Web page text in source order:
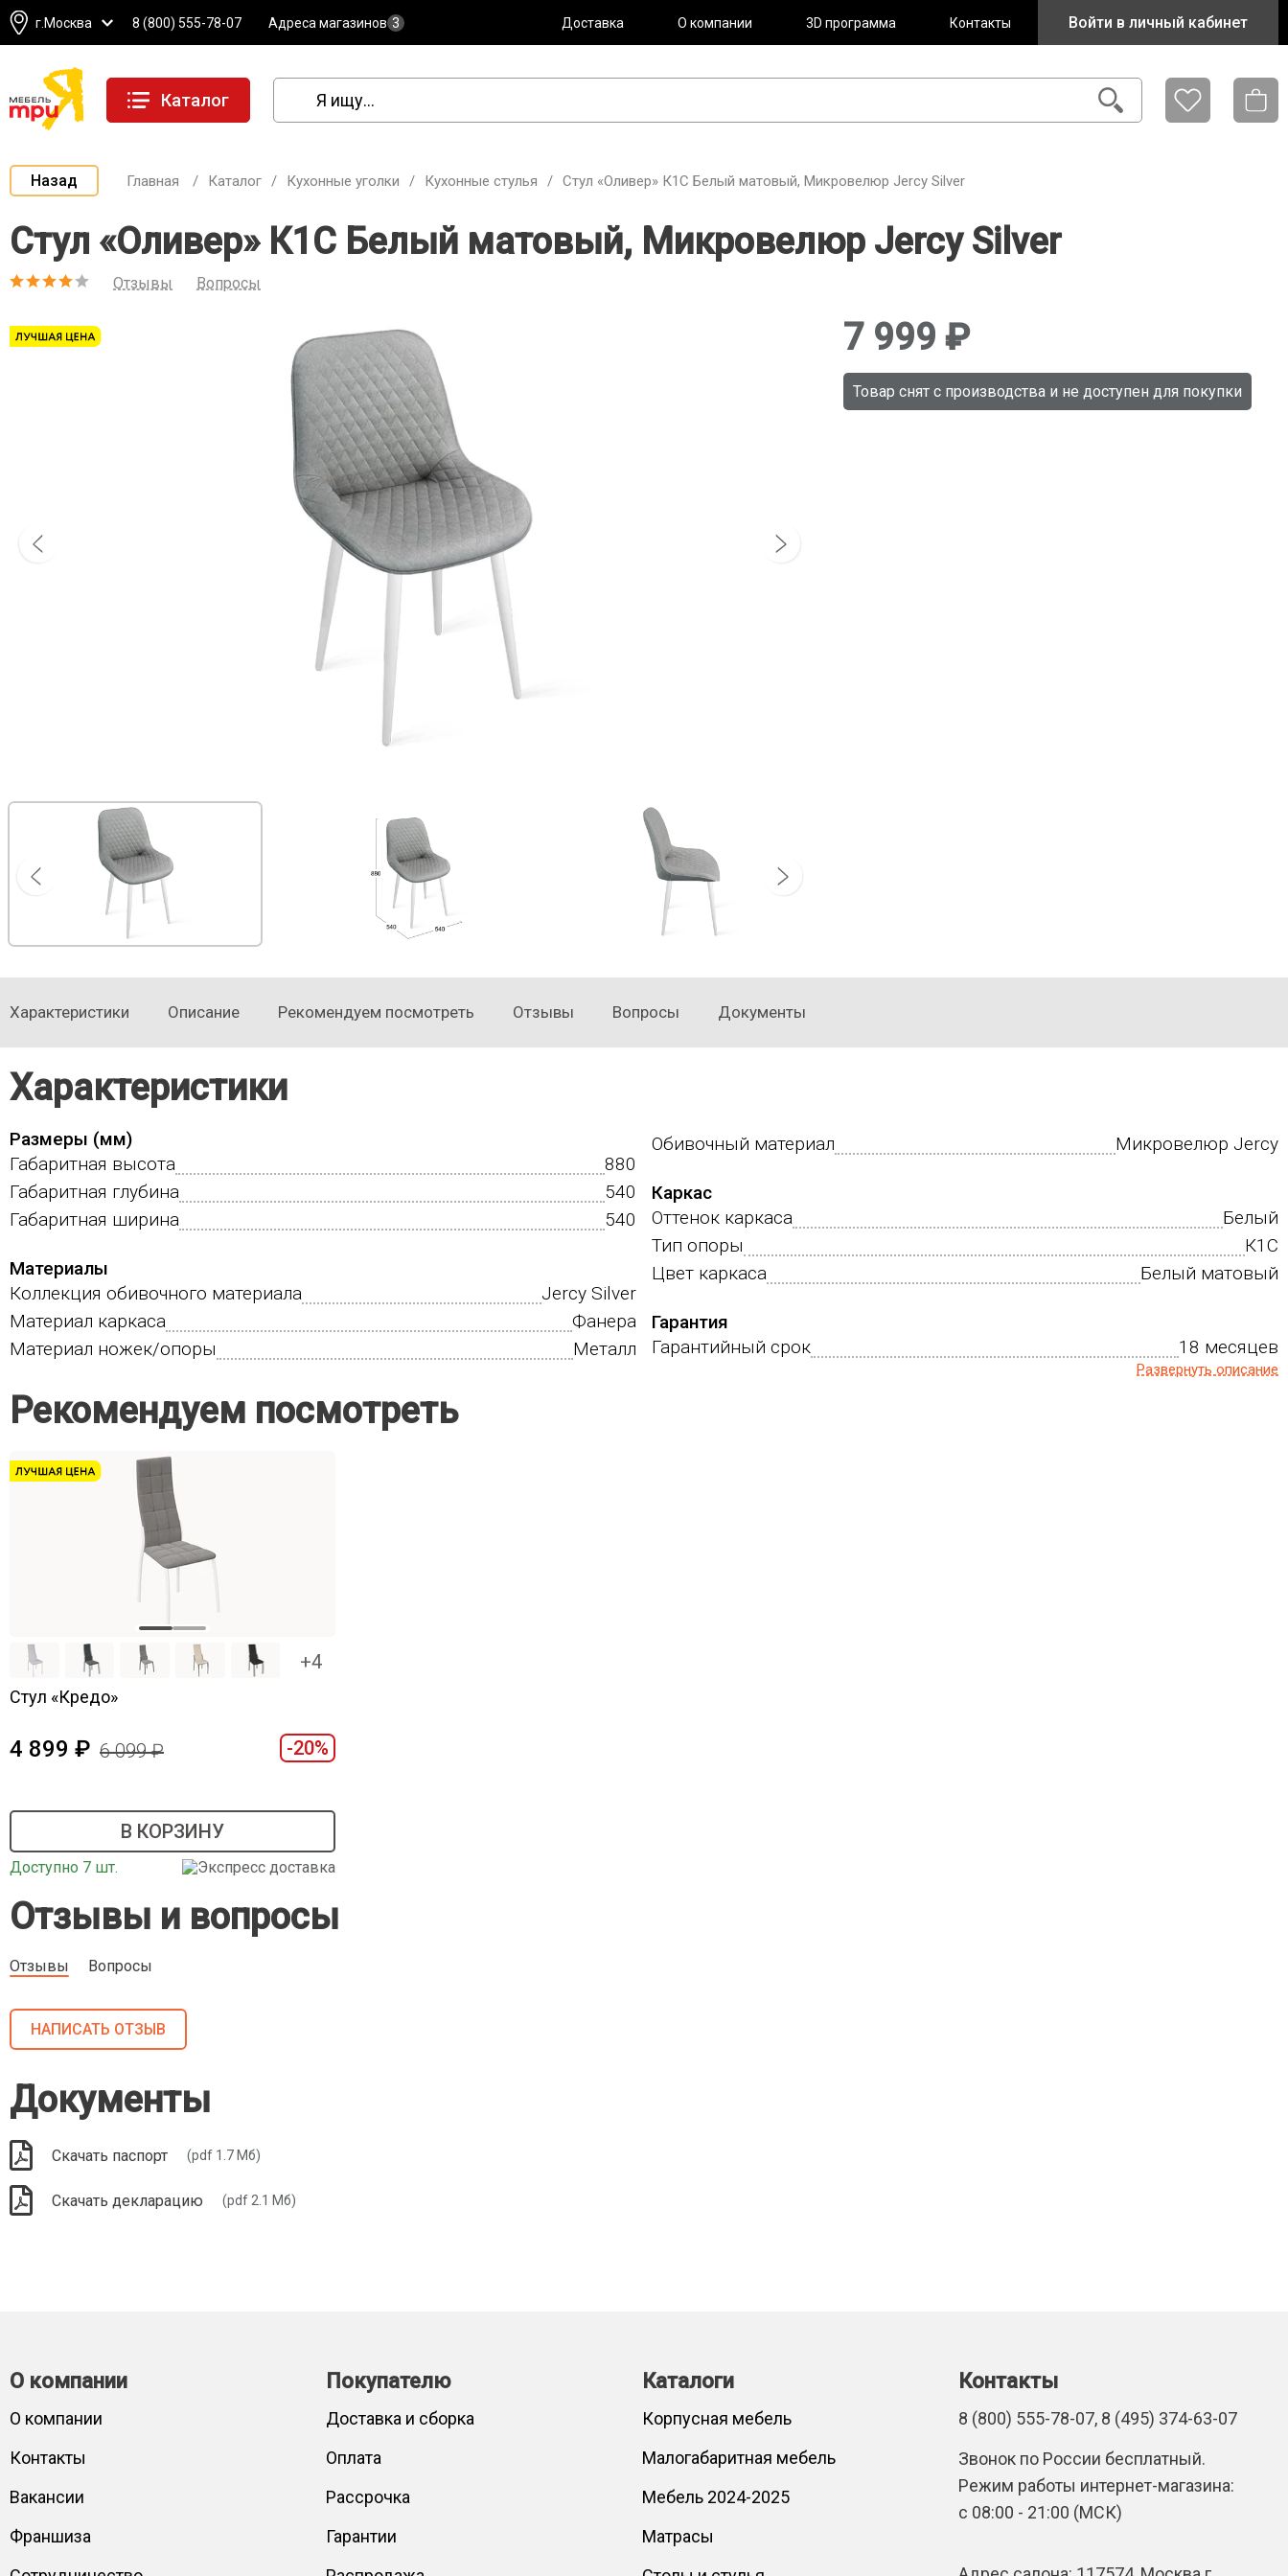
г.Москва 8 (800) 555-78-07 Адреса магазинов 3 Доставка О компании 3D программа Контакты Войти в личный кабинет
Каталог
Назад Главная / Каталог / Кухонные уголки / Кухонные стулья / Стул «Оливер» К1С Белый матовый, Микровелюр Jercy Silver
Стул «Оливер» К1С Белый матовый, Микровелюр Jercy Silver
Отзывы Вопросы
7 999
Товар снят с производства и не доступен для покупки
Характеристики Описание Рекомендуем посмотреть Отзывы Вопросы Документы
Характеристики
Размеры (мм)
Габаритная высота
880
Габаритная глубина
540
Габаритная ширина
540
Материалы
Коллекция обивочного материала
Jercy Silver
Материал каркаса
Фанера
Материал ножек/опоры
Металл
Обивочный материал Микровелюр Jercy
Каркас
Оттенок каркаса
Белый
Тип опоры
К1С
Цвет каркаса
Белый матовый
Гарантия
Гарантийный срок
18 месяцев
Развернуть описание
Рекомендуем посмотреть
+4
Стул «Кредо»
4 899 6 099 -20%
В КОРЗИНУ
Доступно 7 шт. Экспресс доставка
Отзывы и вопросы
Отзывы Вопросы
НАПИСАТЬ ОТЗЫВ
Документы
Скачать паспорт (pdf 1.7 Мб)
Скачать декларацию (pdf 2.1 Мб)
О компании
О компании
Контакты
Вакансии
Франшиза
Покупателю
Доставка и сборка
Оплата
Рассрочка
Гарантии
Каталоги
Корпусная мебель
Малогабаритная мебель
Мебель 2024-2025
Матрасы
Контакты
8 (800) 555-78-07, 8 (495) 374-63-07
Звонок по России бесплатный.
Режим работы интернет-магазина:
с 08:00 - 21:00 (МСК)